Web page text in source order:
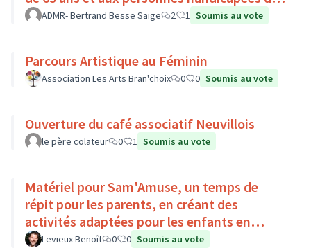
Pays Loire-Touraine.
ADMR- Bertrand Besse Saige 2 1 Soumis au vote
Parcours Artistique au Féminin
Association Les Arts Bran'choix 0 0 Soumis au vote
Ouverture du café associatif Neuvillois
le père colateur 0 1 Soumis au vote
Matériel pour Sam'Amuse, un temps de
répit pour les parents, en créant des
activités adaptées pour les enfants en
situation de handicap
Levieux Benoît 0 0 Soumis au vote